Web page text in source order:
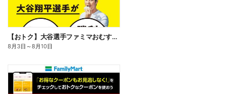
【おトク】大谷選手ファミマおむすび割
8月3日 ～8月10日